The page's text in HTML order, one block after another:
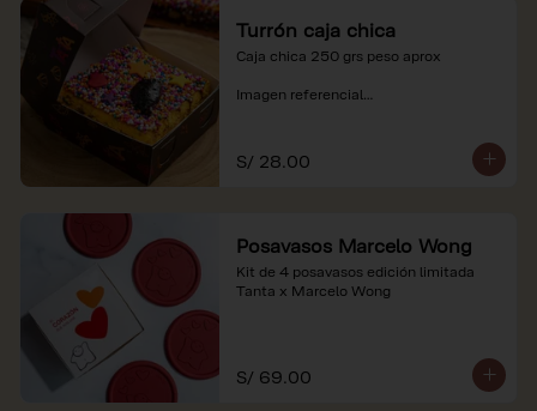
Turrón caja chica
Caja chica 250 grs peso aprox
Imagen referencial
soles e incluyen impuestos de ley y
recargo al consumo.
S/ 28.00
Posavasos Marcelo Wong
Kit de 4 posavasos edición limitada
Tanta x Marcelo Wong
S/ 69.00